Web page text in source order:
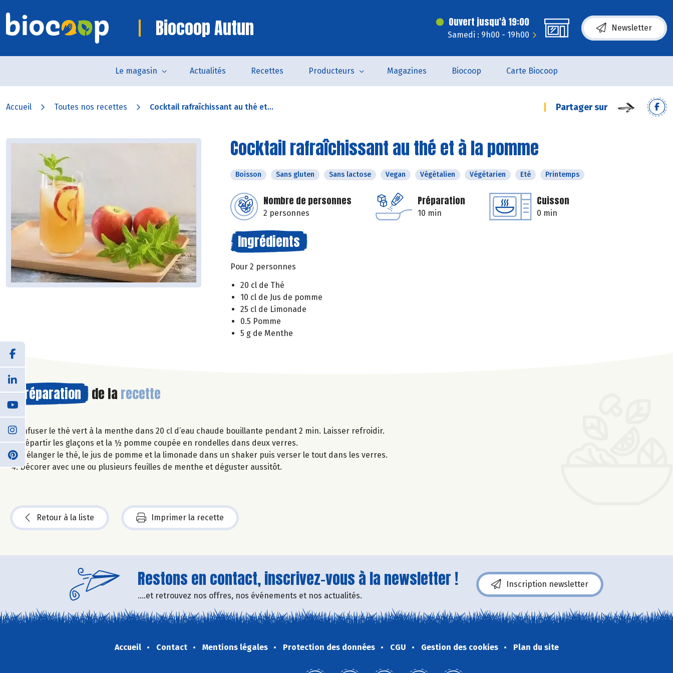
Biocoop Autun Ouvert jusqu'à 19:00
Samedi : 9h00 - 19h00
Newsletter
Le magasin Actualités Recettes Producteurs Magazines Biocoop Carte Biocoop
Accueil Toutes nos recettes Cocktail rafraîchissant au thé et... Partager sur
Cocktail rafraîchissant au thé et à la pomme
Boisson Sans gluten Sans lactose Vegan Végétalien Végétarien Eté Printemps
Nombre de personnes
2 personnes
Préparation
10 min
Cuisson
0 min
Ingrédients
Pour 2 personnes
20 cl de Thé
10 cl de Jus de pomme
25 cl de Limonade
0.5 Pomme
5 g de Menthe
Préparation de la recette
Infuser le thé vert à la menthe dans 20 cl d’eau chaude bouillante pendant 2 min. Laisser refroidir.
Répartir les glaçons et la ½ pomme coupée en rondelles dans deux verres.
Mélanger le thé, le jus de pomme et la limonade dans un shaker puis verser le tout dans les verres.
Décorer avec une ou plusieurs feuilles de menthe et déguster aussitôt.
Retour à la liste Imprimer la recette
Restons en contact, inscrivez-vous à la newsletter !
....et retrouvez nos offres, nos événements et nos actualités.
Inscription newsletter
Accueil Contact Mentions légales Protection des données CGU Gestion des cookies Plan du site